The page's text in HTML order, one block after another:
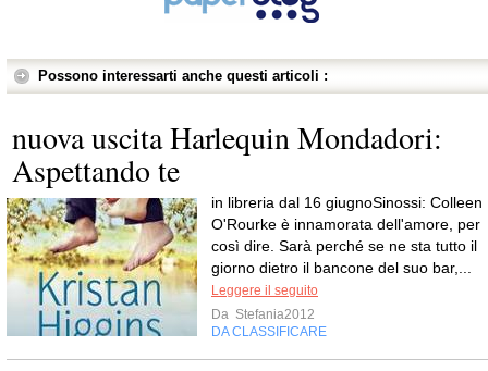
Possono interessarti anche questi articoli :
nuova uscita Harlequin Mondadori:
Aspettando te
in libreria dal 16 giugnoSinossi: Colleen
O'Rourke è innamorata dell'amore, per
così dire. Sarà perché se ne sta tutto il
giorno dietro il bancone del suo bar,...
Leggere il seguito
Da Stefania2012
DA CLASSIFICARE